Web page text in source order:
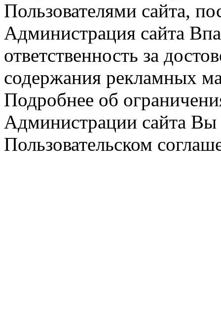
Пользователями сайта,
Администрация сайта
ответственность за
содержания рекламных
Подробнее об
Администрации сайта Вы
Пользовательском